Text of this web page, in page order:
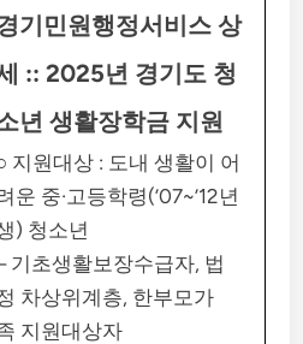
기민원행정서비스 상
:: 2025년 경기도 청
년 생활장학금 지원
지원대상 : 도내 생활이 어
운 중·고등학령(’07~’12년
) 청소년
기초생활보장수급자, 법
차상위계층, 한부모가
지원대상자